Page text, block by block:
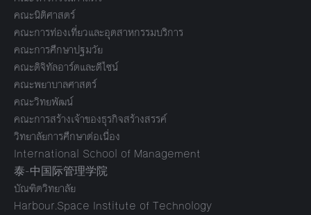
คณะนิติศาสตร์
คณะการท่องเที่ยวและอุตสาหกรรมบริการ
คณะการศึกษาปฐมวัย
คณะดิจิทัลอาร์ตและดีไซน์
คณะพยาบาลศาสตร์
คณะวิทยพัฒน์
คณะการสร้างเจ้าของธุรกิจสร้างสรรค์
วิทยาลัยการศึกษาต่อเนื่อง
International School of Management
泰-中国际管理学院
บัณฑิตวิทยาลัย
Harbour.Space Institute of Technology